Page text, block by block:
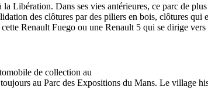
Libération. Dans ses vies antérieures, ce parc de
des clôtures par des piliers en bois, clôtures
Renault Fuego ou une Renault 5 qui se dirige vers
de collection au
au Parc des Expositions du Mans. Le village